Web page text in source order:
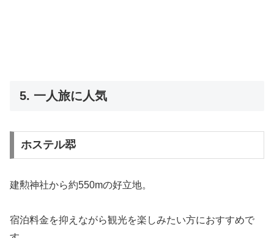
5. 一人旅に人気
ホステル翆
建勲神社から約550mの好立地。
宿泊料金を抑えながら観光を楽しみたい方におすすめで